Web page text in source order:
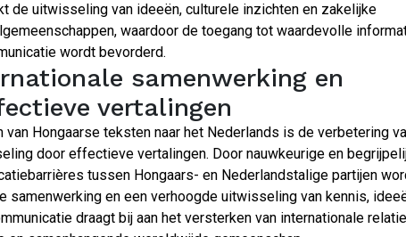
de uitwisseling van ideeën, culturele inzichten en zakelijke
waardoor de toegang tot waardevolle
wordt bevorderd.
samenwerking en
vertalingen
van Hongaarse teksten naar het Nederlands is de verbetering
door effectieve vertalingen. Door nauwkeurige en
tussen Hongaars- en Nederlandstalige partijen
samenwerking en een verhoogde uitwisseling van kennis,
draagt bij aan het versterken van internationale